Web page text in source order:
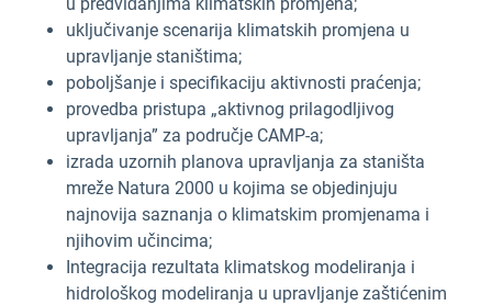
uključivanje scenarija klimatskih promjena u
upravljanje staništima;
poboljšanje i specifikaciju aktivnosti praćenja;
provedba pristupa „aktivnog prilagodljivog
upravljanja” za područje CAMP-a;
izrada uzornih planova upravljanja za staništa
mreže Natura 2000 u kojima se objedinjuju
najnovija saznanja o klimatskim promjenama i
njihovim učincima;
Integracija rezultata klimatskog modeliranja i
hidrološkog modeliranja u upravljanje zaštićenim